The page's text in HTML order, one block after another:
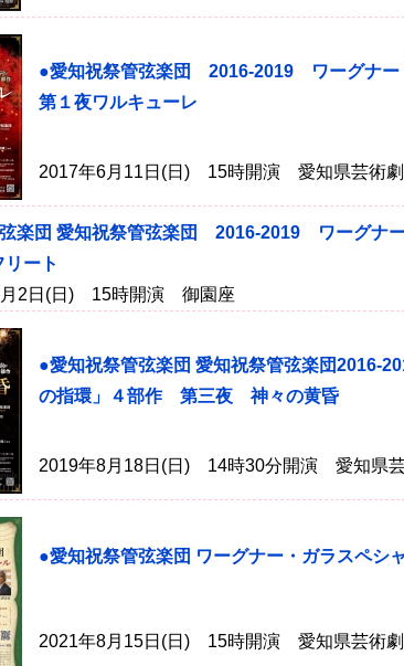
●愛知祝祭管弦楽団 2016-2019 ワーグナー
第１夜ワルキューレ
2017年6月11日(日) 15時開演 愛知県芸術劇
楽団 愛知祝祭管弦楽団 2016-2019 ワーグナ
ート
月2日(日) 15時開演 御園座
●愛知祝祭管弦楽団 愛知祝祭管弦楽団2016-
の指環」４部作 第三夜 神々の黄昏
2019年8月18日(日) 14時30分開演 愛知県
●愛知祝祭管弦楽団 ワーグナー・ガラスペシ
2021年8月15日(日) 15時開演 愛知県芸術劇